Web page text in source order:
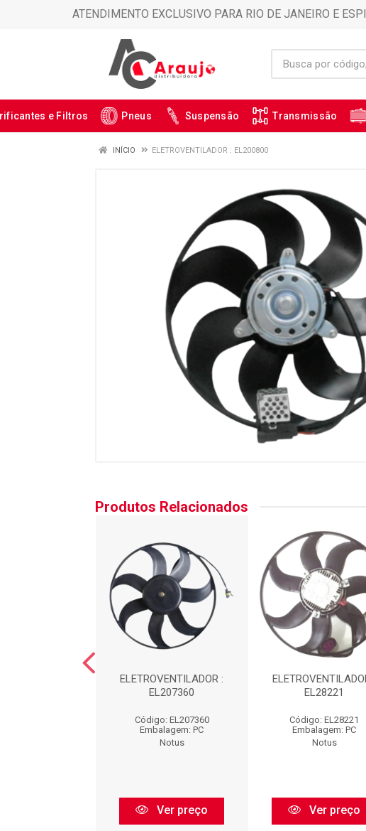
ATENDIMENTO EXCLUSIVO PARA RIO DE JANEIRO E
e Filtros Pneus Suspensão Transmissão
INÍCIO ELETROVENTILADOR : EL200800
Produtos Relacionados
ELETROVENTILADOR :
EL207360
Código: EL207360
Embalagem: PC
Notus
Ver preço
EL28221
Código: EL28221
Embalagem: PC
Notus
Ver preço